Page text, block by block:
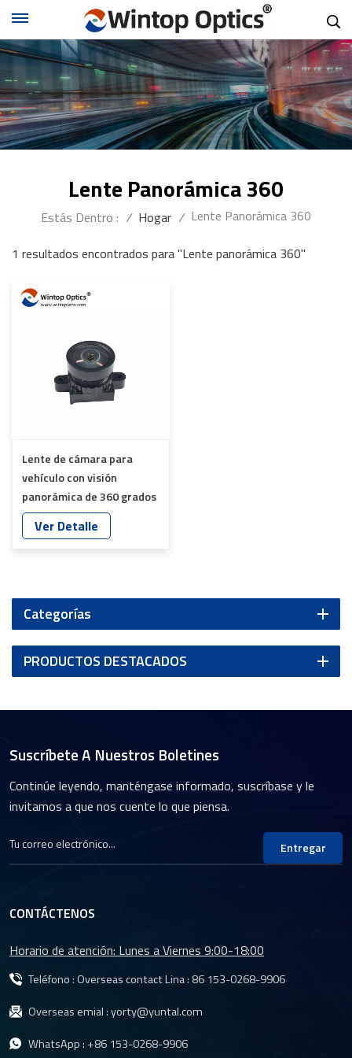
Lente Panorámica 360
Estás Dentro : / Hogar / Lente Panorámica 360
1 resultados encontrados para "Lente panorámica 360"
Lente de cámara para
vehículo con visión
panorámica de 360 ​​grados
y sensor IMX307 YT-
6018P-A1
Ver Detalle
Categorías
PRODUCTOS DESTACADOS
Suscríbete A Nuestros Boletines
Continúe leyendo, manténgase informado, suscríbase y le
invitamos a que nos cuente lo que piensa.
Entregar
CONTÁCTENOS
Horario de atención: Lunes a Viernes 9:00-18:00
Teléfono : Overseas contact Lina : 86 153-0268-9906
Overseas emial :yorty@yuntal.com
WhatsApp : +86 153-0268-9906